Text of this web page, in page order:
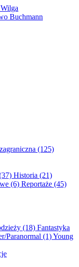
(125)
Historia (21)
(6) Reportaże (45)
(18) Fantastyka
Paranormal (1)Young